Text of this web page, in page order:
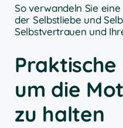
So verwandeln Sie
der Selbstliebe und
Selbstvertrauen und
um die
zu halten